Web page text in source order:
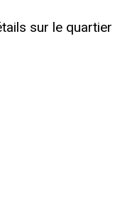
sur le quartier